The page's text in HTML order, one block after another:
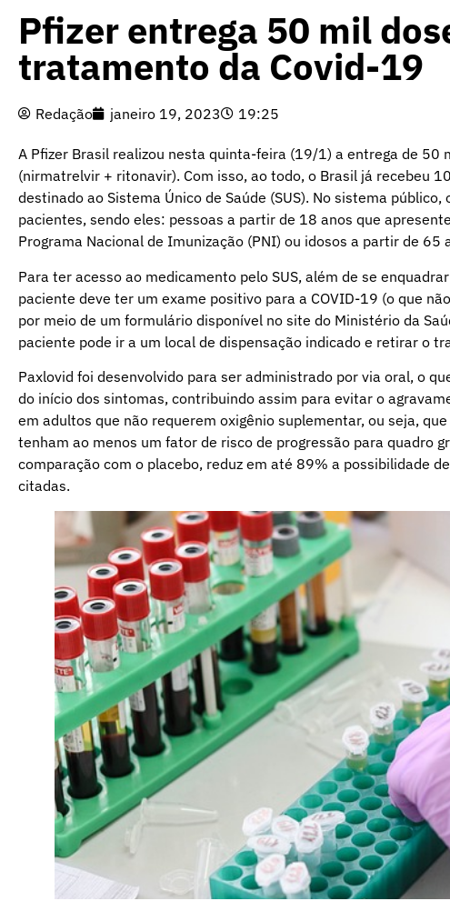
Pfizer entrega 50 mil
tratamento da Covid-19
Redação janeiro 19, 2023 19:25
A Pfizer Brasil realizou nesta quinta-feira (19/1) a entrega de 50
(nirmatrelvir + ritonavir). Com isso, ao todo, o Brasil já recebeu
destinado ao Sistema Único de Saúde (SUS). No sistema
pacientes, sendo eles: pessoas a partir de 18 anos que
Programa Nacional de Imunização (PNI) ou idosos a partir de 65
Para ter acesso ao medicamento pelo SUS, além de se
paciente deve ter um exame positivo para a COVID-19 (o que
por meio de um formulário disponível no site do Ministério da
paciente pode ir a um local de dispensação indicado e retirar o
Paxlovid foi desenvolvido para ser administrado por via oral, o
do início dos sintomas, contribuindo assim para evitar o
em adultos que não requerem oxigênio suplementar, ou seja,
tenham ao menos um fator de risco de progressão para quadro
comparação com o placebo, reduz em até 89% a possibilidade
citadas.